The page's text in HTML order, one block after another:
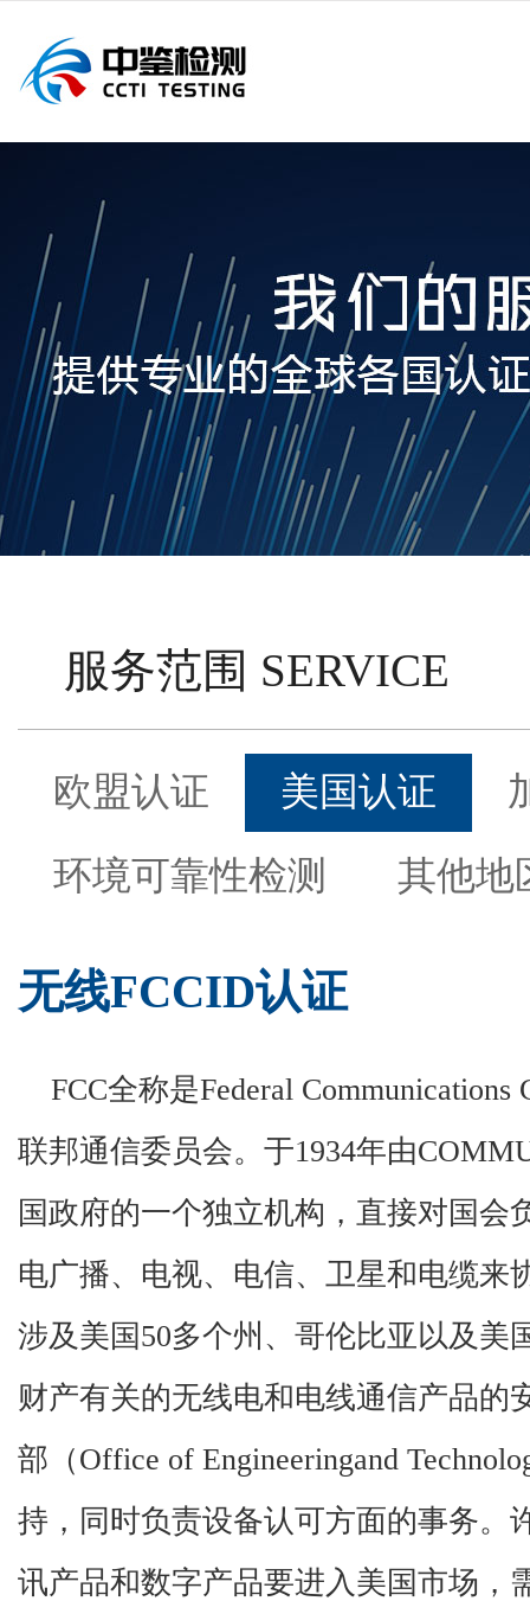
服务范围 SERVICE
欧盟认证 美国认证
环境可靠性检测
其他地
无线FCCID认证
FCC全称是Federal
联邦通信委员会。于1934年由
国政府的一个独立机构，直接对国会
电广播、电视、电信、卫星和电缆来
涉及美国50多个州、哥伦比亚以及美
财产有关的无线电和电线通信产品的
部（Office of Engineeringand
持，同时负责设备认可方面的事务。
讯产品和数字产品要进入美国市场，